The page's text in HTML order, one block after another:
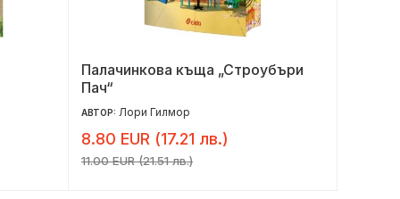
Палачинкова къща „Строубъри
Пач“
АВТОР: Лори Гилмор
8.80 EUR (17.21 лв.)
11.00 EUR (21.51 лв.)